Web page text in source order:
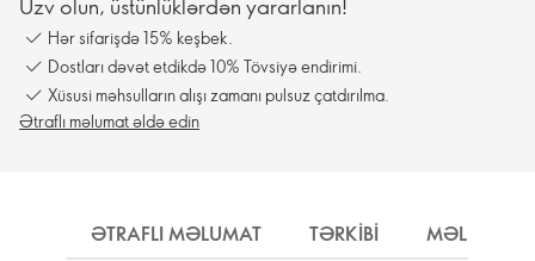
Üzv olun, üstünlüklərdən yararlanın!
Hər sifarişdə 15% keşbek.
Dostları dəvət etdikdə 10% Tövsiyə endirimi.
Xüsusi məhsulların alışı zamanı pulsuz çatdırılma.
Ətraflı məlumat əldə edin
ƏTRAFLI MƏLUMAT TƏRKIBI MƏLUMAT